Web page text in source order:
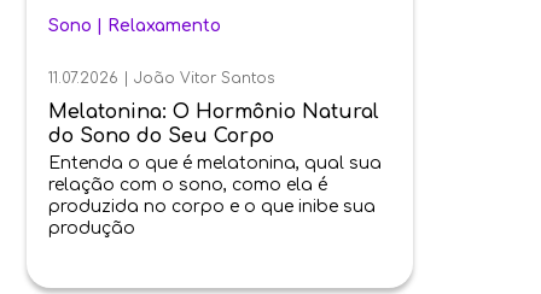
Sono | Relaxamento
11.07.2026 |João Vitor Santos
Melatonina: O Hormônio Natural
do Sono do Seu Corpo
Entenda o que é melatonina, qual sua
relação com o sono, como ela é
produzida no corpo e o que inibe sua
produção